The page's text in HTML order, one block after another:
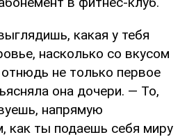
какая у тебя
насколько со вкусом
не только первое
она дочери. — То,
напрямую
как ты подаешь себя миру